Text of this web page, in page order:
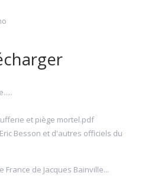
et piège mortel.pdf
Besson et d'autres officiels du
de Jacques Bainville...